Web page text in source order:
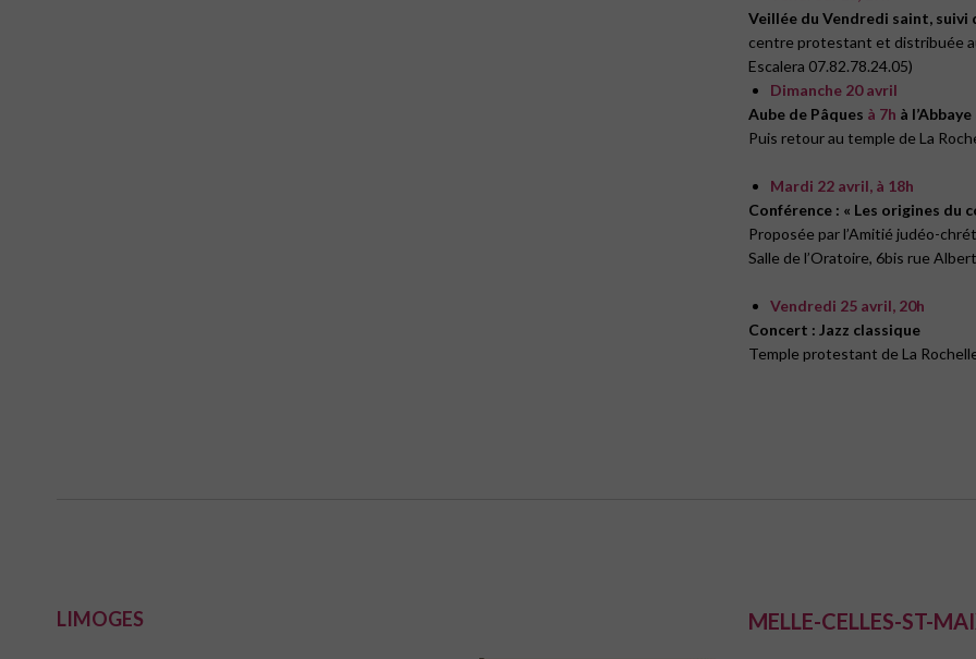
Veillée du Vendredi saint, suivi
centre protestant et distribuée
Escalera 07.82.78.24.05)
Dimanche 20 avril
Aube de Pâques à 7h à
Puis retour au temple de La
Mardi 22 avril, à 18h
Conférence : « Les origines du
Proposée par l’Amitié judéo-
Salle de l’Oratoire, 6bis rue
Vendredi 25 avril, 20h
Concert : Jazz classique
Temple protestant de La
LIMOGES MELLE-CELLES-ST-